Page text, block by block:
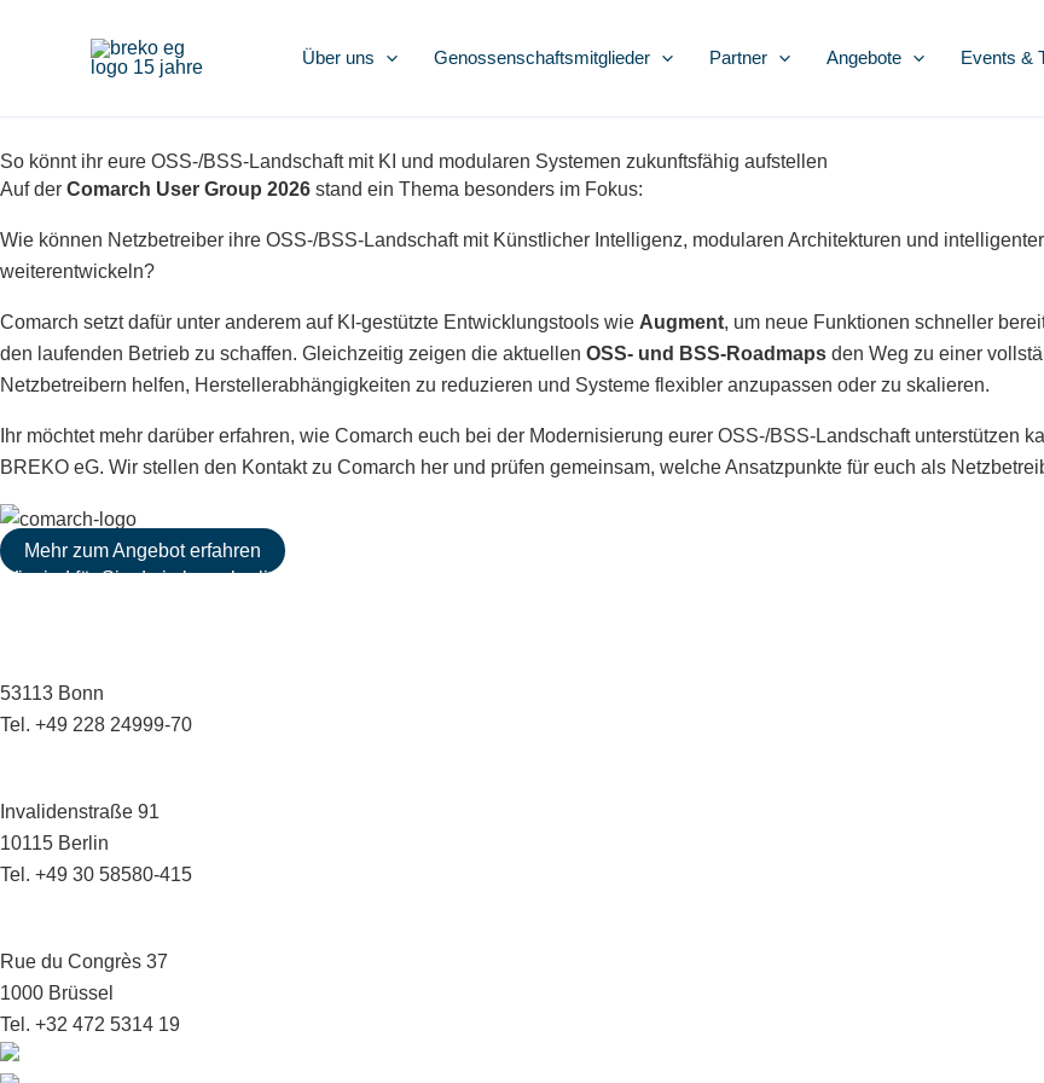
Über uns Genossenschaftsmitglieder Partner Angebote Events &
So könnt ihr eure OSS-/BSS-Landschaft mit KI und modularen Systemen zukunftsfähig aufstellen
Auf der Comarch User Group 2026 stand ein Thema besonders im Fokus:
Wie können Netzbetreiber ihre OSS-/BSS-Landschaft mit Künstlicher Intelligenz, modularen Architekturen und
weiterentwickeln?
Comarch setzt dafür unter anderem auf KI-gestützte Entwicklungstools wie Augment, um neue Funktionen schneller
den laufenden Betrieb zu schaffen. Gleichzeitig zeigen die aktuellen OSS- und BSS-Roadmaps den Weg zu einer
Netzbetreibern helfen, Herstellerabhängigkeiten zu reduzieren und Systeme flexibler anzupassen oder zu skalieren.
Ihr möchtet mehr darüber erfahren, wie Comarch euch bei der Modernisierung eurer OSS-/BSS-Landschaft unterstützen
BREKO eG. Wir stellen den Kontakt zu Comarch her und prüfen gemeinsam, welche Ansatzpunkte für euch als
Mehr zum Angebot erfahren
Wir sind für Sie da in bonn.berlin.brüssel
53113 Bonn
Tel. +49 228 24999-70
Invalidenstraße 91
10115 Berlin
Tel. +49 30 58580-415
Rue du Congrès 37
1000 Brüssel
Tel. +32 472 5314 19